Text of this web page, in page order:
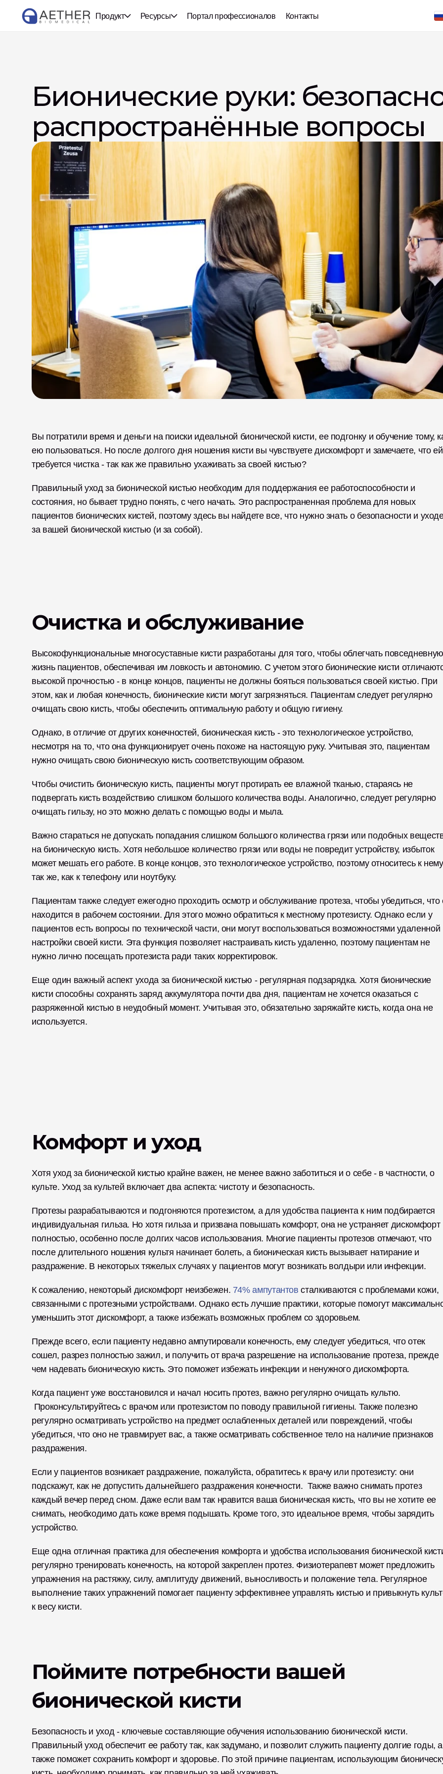
Продукт Ресурсы Портал профессионалов Контакты
Бионические руки:
распространённые вопросы
Вы потратили время и деньги на поиски идеальной бионической кисти, ее подгонку и обучение тому,
ею пользоваться. Но после долгого дня ношения кисти вы чувствуете дискомфорт и замечаете, что ей
требуется чистка - так как же правильно ухаживать за своей кистью?
Правильный уход за бионической кистью необходим для поддержания ее работоспособности и
состояния, но бывает трудно понять, с чего начать. Это распространенная проблема для новых
пациентов бионических кистей, поэтому здесь вы найдете все, что нужно знать о безопасности и
за вашей бионической кистью (и за собой).
Очистка и обслуживание
Высокофункциональные многосуставные кисти разработаны для того, чтобы облегчать повседневную
жизнь пациентов, обеспечивая им ловкость и автономию. С учетом этого бионические кисти
высокой прочностью - в конце концов, пациенты не должны бояться пользоваться своей кистью. При
этом, как и любая конечность, бионические кисти могут загрязняться. Пациентам следует регулярно
очищать свою кисть, чтобы обеспечить оптимальную работу и общую гигиену.
Однако, в отличие от других конечностей, бионическая кисть - это технологическое устройство,
несмотря на то, что она функционирует очень похоже на настоящую руку. Учитывая это, пациентам
нужно очищать свою бионическую кисть соответствующим образом.
Чтобы очистить бионическую кисть, пациенты могут протирать ее влажной тканью, стараясь не
подвергать кисть воздействию слишком большого количества воды. Аналогично, следует регулярно
очищать гильзу, но это можно делать с помощью воды и мыла.
Важно стараться не допускать попадания слишком большого количества грязи или подобных
на бионическую кисть. Хотя небольшое количество грязи или воды не повредит устройству, избыток
может мешать его работе. В конце концов, это технологическое устройство, поэтому относитесь к нему
так же, как к телефону или ноутбуку.
Пациентам также следует ежегодно проходить осмотр и обслуживание протеза, чтобы убедиться, что
находится в рабочем состоянии. Для этого можно обратиться к местному протезисту. Однако если у
пациентов есть вопросы по технической части, они могут воспользоваться возможностями удаленной
настройки своей кисти. Эта функция позволяет настраивать кисть удаленно, поэтому пациентам не
нужно лично посещать протезиста ради таких корректировок.
Еще один важный аспект ухода за бионической кистью - регулярная подзарядка. Хотя бионические
кисти способны сохранять заряд аккумулятора почти два дня, пациентам не хочется оказаться с
разряженной кистью в неудобный момент. Учитывая это, обязательно заряжайте кисть, когда она не
используется.
Комфорт и уход
Хотя уход за бионической кистью крайне важен, не менее важно заботиться и о себе - в частности, о
культе. Уход за культей включает два аспекта: чистоту и безопасность.
Протезы разрабатываются и подгоняются протезистом, а для удобства пациента к ним подбирается
индивидуальная гильза. Но хотя гильза и призвана повышать комфорт, она не устраняет дискомфорт
полностью, особенно после долгих часов использования. Многие пациенты протезов отмечают, что
после длительного ношения культя начинает болеть, а бионическая кисть вызывает натирание и
раздражение. В некоторых тяжелых случаях у пациентов могут возникать волдыри или инфекции.
К сожалению, некоторый дискомфорт неизбежен. 74% ампутантов сталкиваются с проблемами кожи,
связанными с протезными устройствами. Однако есть лучшие практики, которые помогут
уменьшить этот дискомфорт, а также избежать возможных проблем со здоровьем.
Прежде всего, если пациенту недавно ампутировали конечность, ему следует убедиться, что отек
сошел, разрез полностью зажил, и получить от врача разрешение на использование протеза, прежде
чем надевать бионическую кисть. Это поможет избежать инфекции и ненужного дискомфорта.
Когда пациент уже восстановился и начал носить протез, важно регулярно очищать культю.
Проконсультируйтесь с врачом или протезистом по поводу правильной гигиены. Также полезно
регулярно осматривать устройство на предмет ослабленных деталей или повреждений, чтобы
убедиться, что оно не травмирует вас, а также осматривать собственное тело на наличие признаков
раздражения.
Если у пациентов возникает раздражение, пожалуйста, обратитесь к врачу или протезисту: они
подскажут, как не допустить дальнейшего раздражения конечности.  Также важно снимать протез
каждый вечер перед сном. Даже если вам так нравится ваша бионическая кисть, что вы не хотите ее
снимать, необходимо дать коже время подышать. Кроме того, это идеальное время, чтобы зарядить
устройство.
Еще одна отличная практика для обеспечения комфорта и удобства использования бионической
регулярно тренировать конечность, на которой закреплен протез. Физиотерапевт может предложить
упражнения на растяжку, силу, амплитуду движений, выносливость и положение тела. Регулярное
выполнение таких упражнений помогает пациенту эффективнее управлять кистью и привыкнуть
к весу кисти.
Поймите потребности вашей
бионической кисти
Безопасность и уход - ключевые составляющие обучения использованию бионической кисти.
Правильный уход обеспечит ее работу так, как задумано, и позволит служить пациенту долгие годы, а
также поможет сохранить комфорт и здоровье. По этой причине пациентам, использующим